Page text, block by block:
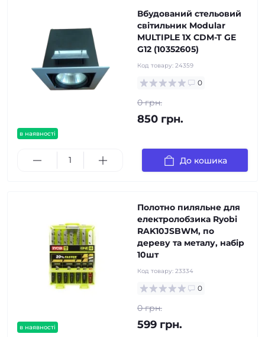
в наявності
Вбудований стельовий
світильник Modular
MULTIPLE 1X CDM-T GE
G12 (10352605)
Код товару: 24359
0
0 грн.
850 грн.
До кошика
в наявності
Полотно пиляльне для
електролобзика Ryobi
RAK10JSBWM, по
дереву та металу, набір
10шт
Код товару: 23334
0
0 грн.
599 грн.